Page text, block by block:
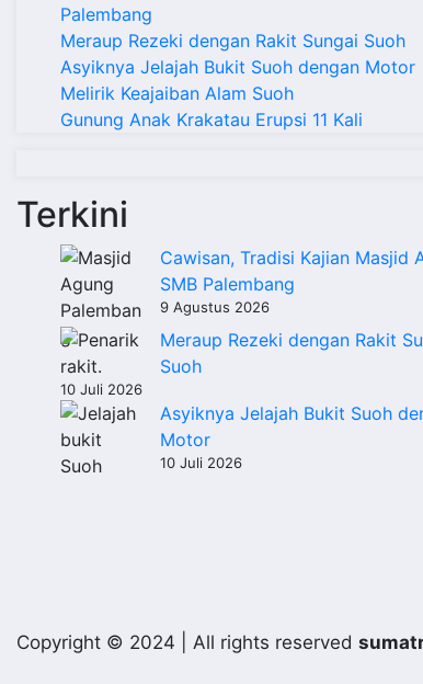
Palembang
Meraup Rezeki dengan Rakit Sungai Suoh
Asyiknya Jelajah Bukit Suoh dengan Motor
Melirik Keajaiban Alam Suoh
Gunung Anak Krakatau Erupsi 11 Kali
Terkini
Cawisan, Tradisi Kajian Masjid
SMB Palembang
9 Agustus 2026
Meraup Rezeki dengan Rakit
Suoh
10 Juli 2026
Asyiknya Jelajah Bukit Suoh
Motor
10 Juli 2026
Copyright © 2024 | All rights reserved